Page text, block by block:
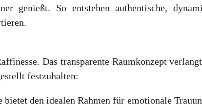
genießt. So entstehen authentische,
Das transparente Raumkonzept
festzuhalten:
den idealen Rahmen für emotionale